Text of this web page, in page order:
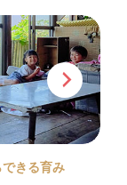
できる育み